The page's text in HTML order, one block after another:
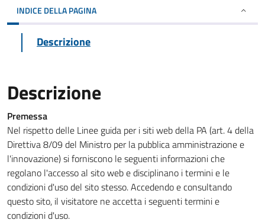
INDICE DELLA PAGINA
Descrizione
Descrizione
Premessa
Nel rispetto delle Linee guida per i siti web della PA (art. 4 della
Direttiva 8/09 del Ministro per la pubblica amministrazione e
l'innovazione) si forniscono le seguenti informazioni che
regolano l'accesso al sito web e disciplinano i termini e le
condizioni d'uso del sito stesso. Accedendo e consultando
questo sito, il visitatore ne accetta i seguenti termini e
condizioni d'uso.